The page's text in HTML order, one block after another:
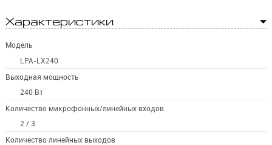
Характеристики
Модель
LPA-LX240
Выходная мощность
240 Вт
Количество микрофонных/линейных входов
2 / 3
Количество линейных выходов